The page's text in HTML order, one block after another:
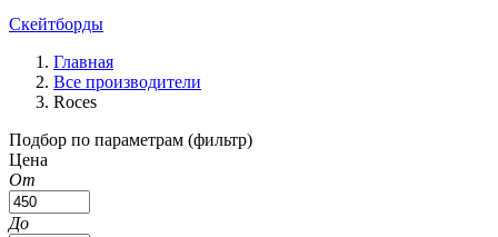
Скейтборды
Главная
Все производители
Roces
Подбор по параметрам (фильтр)
Цена
От
До